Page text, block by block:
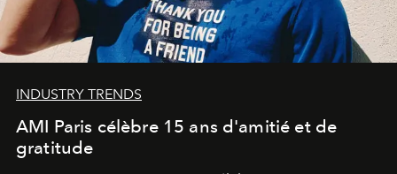
INDUSTRY TRENDS
AMI Paris célèbre 15 ans d'amitié et de
gratitude